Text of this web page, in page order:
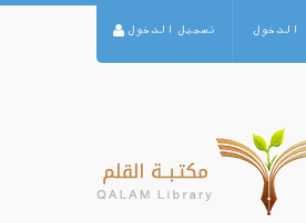
تسجيل الدخول الدخول